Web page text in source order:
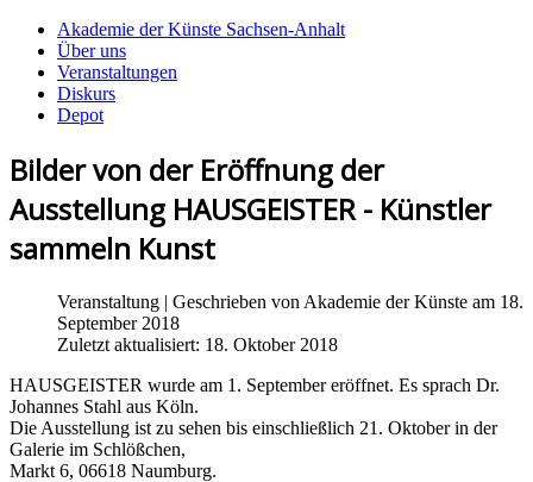
Akademie der Künste Sachsen-Anhalt
Über uns
Veranstaltungen
Diskurs
Depot
Bilder von der Eröffnung der
Ausstellung HAUSGEISTER - Künstler
sammeln Kunst
Veranstaltung | Geschrieben von Akademie der Künste am 18.
September 2018
Zuletzt aktualisiert: 18. Oktober 2018
HAUSGEISTER wurde am 1. September eröffnet. Es sprach Dr.
Johannes Stahl aus Köln.
Die Ausstellung ist zu sehen bis einschließlich 21. Oktober in der
Galerie im Schlößchen,
Markt 6, 06618 Naumburg.